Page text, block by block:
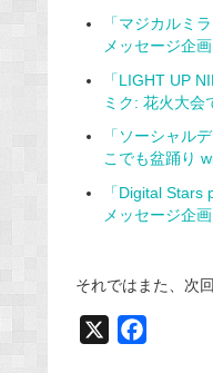
「マジカルミ
メッセージ企
「LIGHT UP
ミク: 花火大会
「ソーシャル
こでも盆踊り
「Digital
メッセージ企
それではまた、次